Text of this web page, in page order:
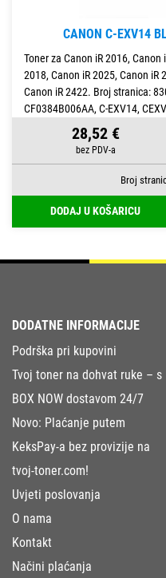
CANON C-EXV14
Toner za Canon iR 2016,
2018, Canon iR 2025, Canon iR
Canon iR 2422. Broj stranica:
CF0384B006AA, C-EXV14,
28,52 €
Broj
DODAJ U KOŠARICU
DODATNE INFORMACIJE
Podrška pri kupovini
Tvoj toner na dohvat ruke – s
BOX NOW dostavom 24/7
Novo: Plaćanje putem
KeksPay-a bez provizije na
tvoj-toner.com!
Uvjeti poslovanja
O nama
Kontakt
Načini plaćanja